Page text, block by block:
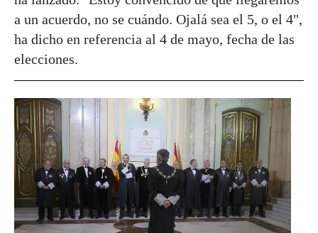
a un acuerdo, no se cuándo. Ojalá sea el 5, o el 4",
ha dicho en referencia al 4 de mayo, fecha de las
elecciones.